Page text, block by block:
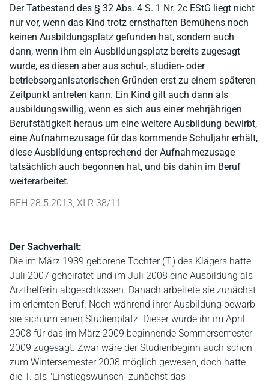
Der Tatbestand des § 32 Abs. 4 S. 1 Nr. 2c EStG liegt nicht
nur vor, wenn das Kind trotz ernsthaften Bemühens noch
keinen Ausbildungsplatz gefunden hat, sondern auch
dann, wenn ihm ein Ausbildungsplatz bereits zugesagt
wurde, es diesen aber aus schul-, studien- oder
betriebsorganisatorischen Gründen erst zu einem späteren
Zeitpunkt antreten kann. Ein Kind gilt auch dann als
ausbildungswillig, wenn es sich aus einer mehrjährigen
Berufstätigkeit heraus um eine weitere Ausbildung bewirbt,
eine Aufnahmezusage für das kommende Schuljahr erhält,
diese Ausbildung entsprechend der Aufnahmezusage
tatsächlich auch begonnen hat, und bis dahin im Beruf
weiterarbeitet.
BFH 28.5.2013, XI R 38/11
Der Sachverhalt:
Die im März 1989 geborene Tochter (T.) des Klägers hatte
Juli 2007 geheiratet und im Juli 2008 eine Ausbildung als
Arzthelferin abgeschlossen. Danach arbeitete sie zunächst
im erlernten Beruf. Noch während ihrer Ausbildung bewarb
sie sich um einen Studienplatz. Dieser wurde ihr im April
2008 für das im März 2009 beginnende Sommersemester
2009 zugesagt. Zwar wäre der Studienbeginn auch schon
zum Wintersemester 2008 möglich gewesen, doch hatte
die T. als "Einstiegswunsch" zunächst das